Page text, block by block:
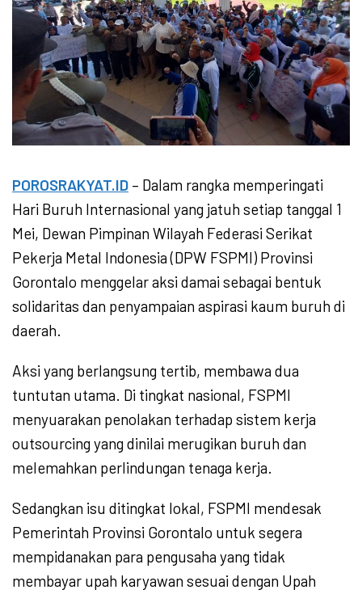
POROSRAKYAT.ID – Dalam rangka memperingati
Hari Buruh Internasional yang jatuh setiap tanggal 1
Mei, Dewan Pimpinan Wilayah Federasi Serikat
Pekerja Metal Indonesia (DPW FSPMI) Provinsi
Gorontalo menggelar aksi damai sebagai bentuk
solidaritas dan penyampaian aspirasi kaum buruh di
daerah.
Aksi yang berlangsung tertib, membawa dua
tuntutan utama. Di tingkat nasional, FSPMI
menyuarakan penolakan terhadap sistem kerja
outsourcing yang dinilai merugikan buruh dan
melemahkan perlindungan tenaga kerja.
Sedangkan isu ditingkat lokal, FSPMI mendesak
Pemerintah Provinsi Gorontalo untuk segera
mempidanakan para pengusaha yang tidak
membayar upah karyawan sesuai dengan Upah